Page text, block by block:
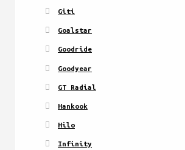
Giti
Goalstar
Goodride
Goodyear
GT Radial
Hankook
Hilo
Infinity